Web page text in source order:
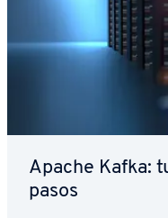
Apache Kafka:
pasos